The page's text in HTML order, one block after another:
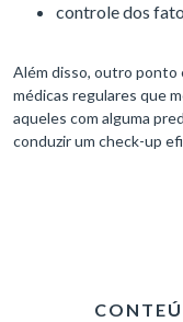
controle dos
Além disso, outro ponto
médicas regulares que
aqueles com alguma
conduzir um check-up